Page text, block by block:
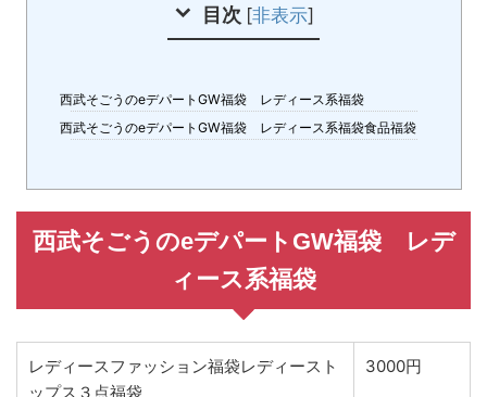
目次 [非表示]
西武そごうのeデパートGW福袋 レディース系福袋
西武そごうのeデパートGW福袋 レディース系福袋食品福袋
西武そごうのeデパートGW福袋 レデ
ィース系福袋
レディースファッション福袋レディースト
ップス３点福袋
3000円